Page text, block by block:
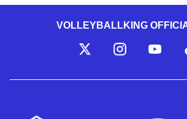
VOLLEYBALLKING